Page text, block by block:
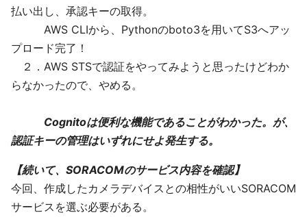
払い出し、承認キーの取得。
AWS CLIから、Pythonのboto3を用いてS3へアッ
プロード完了！
２．AWS STSで認証をやってみようと思ったけどわか
らなかったので、やめる。
Cognitoは便利な機能であることがわかった。が、
認証キーの管理はいずれにせよ発生する。
【続いて、SORACOMのサービス内容を確認】
今回、作成したカメラデバイスとの相性がいいSORACOM
サービスを選ぶ必要がある。